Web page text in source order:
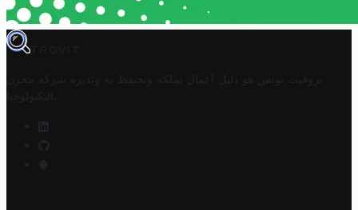
TROVIT
تروفيت تونس هو دليل أعمال تملكه وتحتفظ به وتديره
شركة مخزن
التكنولوجيا